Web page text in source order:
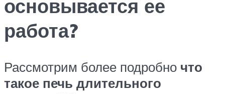
основывается ее
работа?
Рассмотрим более подробно что
такое печь длительного